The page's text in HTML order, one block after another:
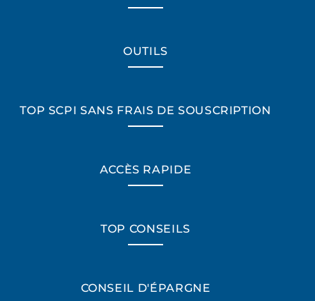
OUTILS
TOP SCPI SANS FRAIS DE SOUSCRIPTION
ACCÈS RAPIDE
TOP CONSEILS
CONSEIL D'ÉPARGNE